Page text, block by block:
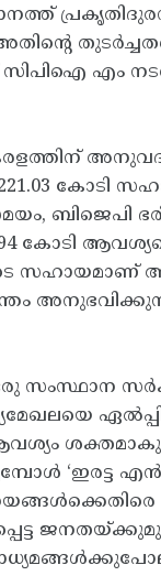
സിപിഐ എം
കോടി
ബിജെപി
കോടി
സഹായമാണ്
‘ഇരട്ട